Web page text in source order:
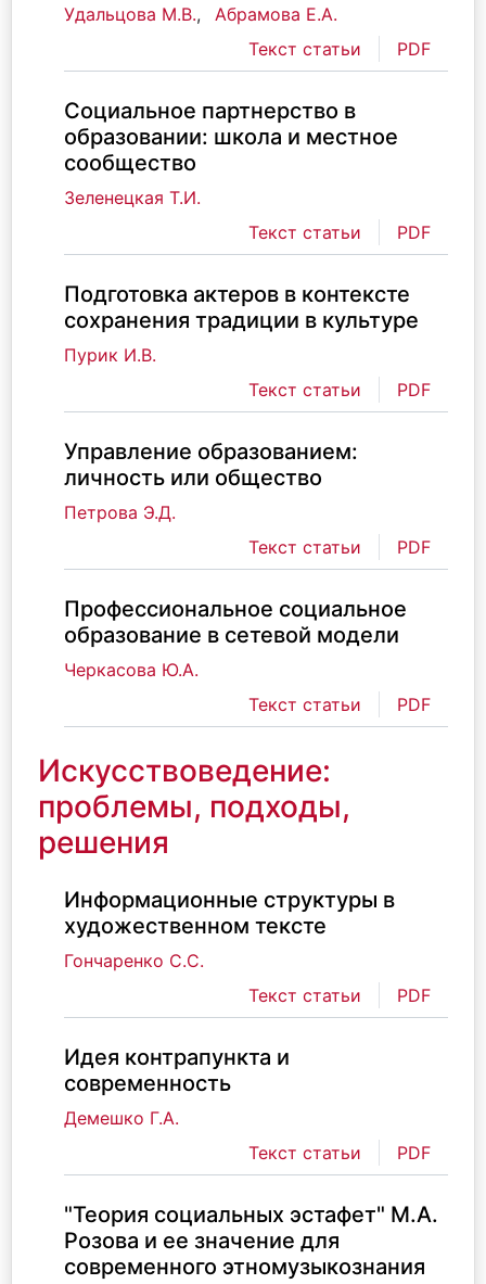
Удальцова М.В.,
Абрамова Е.А.
Текст статьи
PDF
Социальное партнерство в
образовании: школа и местное
сообщество
Зеленецкая Т.И.
Текст статьи
PDF
Подготовка актеров в контексте
сохранения традиции в культуре
Пурик И.В.
Текст статьи
PDF
Управление образованием:
личность или общество
Петрова Э.Д.
Текст статьи
PDF
Профессиональное социальное
образование в сетевой модели
Черкасова Ю.А.
Текст статьи
PDF
Искусствоведение:
проблемы, подходы,
решения
Информационные структуры в
художественном тексте
Гончаренко С.С.
Текст статьи
PDF
Идея контрапункта и
современность
Демешко Г.А.
Текст статьи
PDF
"Теория социальных эстафет" М.А.
Розова и ее значение для
современного этномузыкознания